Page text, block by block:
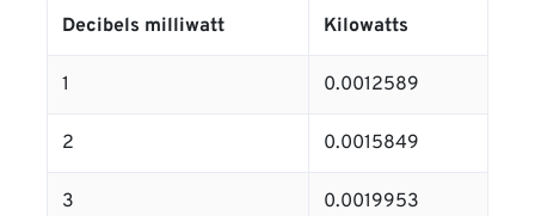
Decibels milliwatt Kilowatts
1 0.0012589
2 0.0015849
3 0.0019953